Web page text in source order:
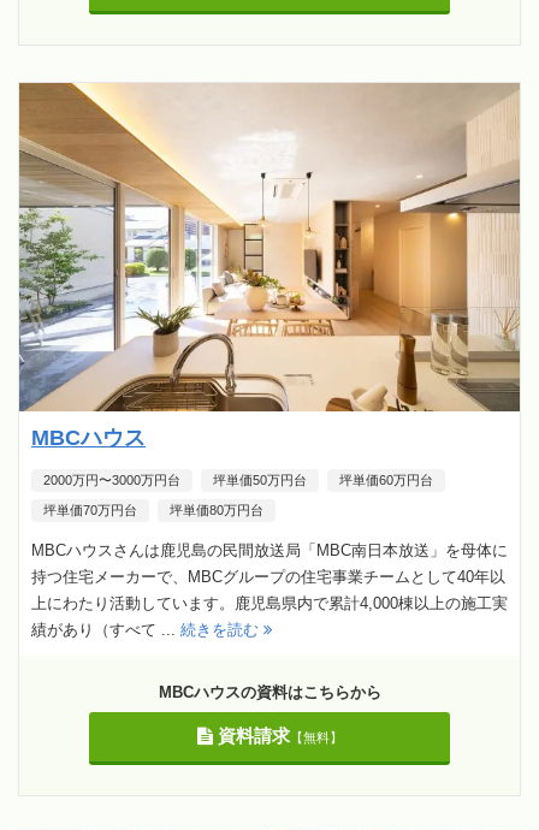
MBCハウス
2000万円〜3000万円台 坪単価50万円台 坪単価60万円台
坪単価70万円台 坪単価80万円台
MBCハウスさんは鹿児島の民間放送局「MBC南日本放送」を母体に
持つ住宅メーカーで、MBCグループの住宅事業チームとして40年以
上にわたり活動しています。鹿児島県内で累計4,000棟以上の施工実
績があり（すべて ... 続きを読む
MBCハウスの資料はこちらから
資料請求【無料】